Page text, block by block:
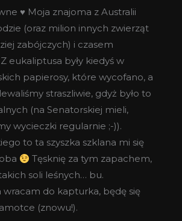
♥ Moja znajoma z Australii
(oraz milion innych zwierząt
zabójczych) i czasem
eukaliptusa były kiedyś w
papierosy, które wycofano, a
straszliwie, gdyż było to
(na Senatorskiej mieli,
wycieczki regularnie ;-)).
to ta szyszka szklana mi się
Tęsknię za tym zapachem,
soli leśnych… bu.
wracam do kapturka, będę się
(znowu!).